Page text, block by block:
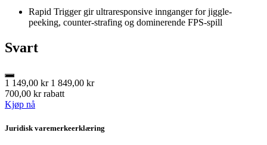
Rapid Trigger gir ultraresponsive innganger for jiggle-
peeking, counter-strafing og dominerende FPS-spill
Svart
1 149,00 kr 1 849,00 kr
700,00 kr rabatt
Kjøp nå
Juridisk varemerkeerklæring